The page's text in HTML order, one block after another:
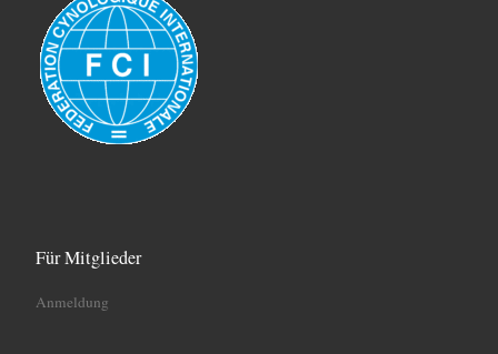
Für Mitglieder
Anmeldung